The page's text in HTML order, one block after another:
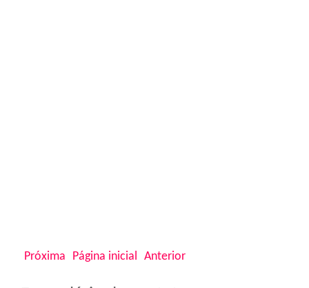
Próxima Anterior
Página inicial